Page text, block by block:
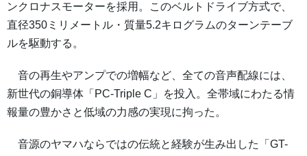
ンクロナスモーターを採用。このベルトドライブ方式で、
直径350ミリメートル・質量5.2キログラムのターンテーブ
ルを駆動する。
音の再生やアンプでの増幅など、全ての音声配線には、
新世代の銅導体「PC-Triple C」を投入。全帯域にわたる情
報量の豊かさと低域の力感の実現に拘った。
音源のヤマハならではの伝統と経験が生み出した「GT-